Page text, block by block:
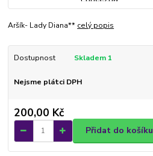
Aršík- Lady Diana** celý popis
Dostupnost Skladem 1
Nejsme plátci DPH
200,00 Kč
Přidat do košíku